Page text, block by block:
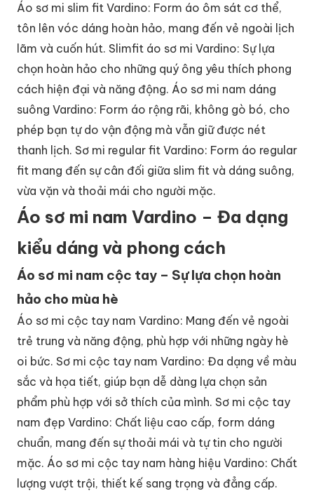
Áo sơ mi slim fit Vardino: Form áo ôm sát cơ thể,
tôn lên vóc dáng hoàn hảo, mang đến vẻ ngoài lịch
lãm và cuốn hút. Slimfit áo sơ mi Vardino: Sự lựa
chọn hoàn hảo cho những quý ông yêu thích phong
cách hiện đại và năng động. Áo sơ mi nam dáng
suông Vardino: Form áo rộng rãi, không gò bó, cho
phép bạn tự do vận động mà vẫn giữ được nét
thanh lịch. Sơ mi regular fit Vardino: Form áo regular
fit mang đến sự cân đối giữa slim fit và dáng suông,
vừa vặn và thoải mái cho người mặc.
Áo sơ mi nam Vardino – Đa dạng
kiểu dáng và phong cách
Áo sơ mi nam cộc tay – Sự lựa chọn hoàn
hảo cho mùa hè
Áo sơ mi cộc tay nam Vardino: Mang đến vẻ ngoài
trẻ trung và năng động, phù hợp với những ngày hè
oi bức. Sơ mi cộc tay nam Vardino: Đa dạng về màu
sắc và họa tiết, giúp bạn dễ dàng lựa chọn sản
phẩm phù hợp với sở thích của mình. Sơ mi cộc tay
nam đẹp Vardino: Chất liệu cao cấp, form dáng
chuẩn, mang đến sự thoải mái và tự tin cho người
mặc. Áo sơ mi cộc tay nam hàng hiệu Vardino: Chất
lượng vượt trội, thiết kế sang trọng và đẳng cấp.